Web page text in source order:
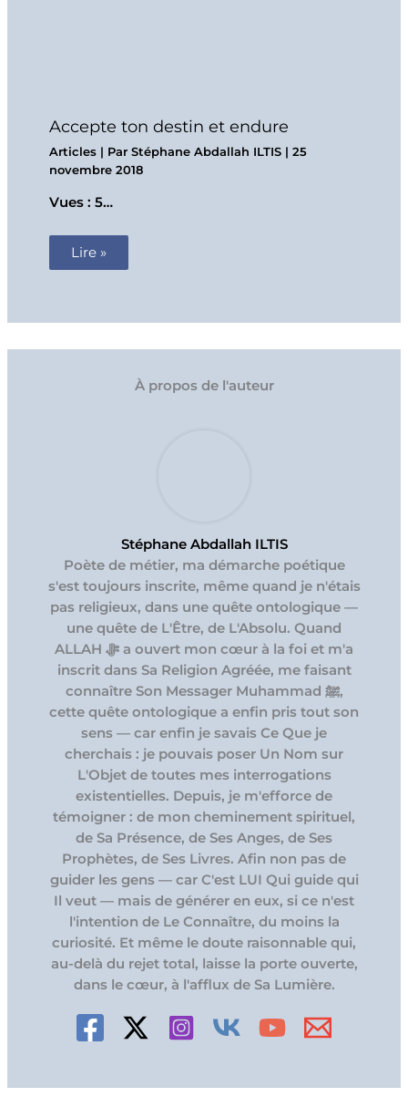
Accepte ton destin et endure
Articles| Par Stéphane Abdallah ILTIS | 25
novembre 2018
Vues : 5…
Lire »
À propos de l'auteur
Stéphane Abdallah ILTIS
Poète de métier, ma démarche poétique
s'est toujours inscrite, même quand je n'étais
pas religieux, dans une quête ontologique —
une quête de L'Être, de L'Absolu. Quand
ALLAH ﷻ a ouvert mon cœur à la foi et m'a
inscrit dans Sa Religion Agréée, me faisant
connaître Son Messager Muhammad ﷺ,
cette quête ontologique a enfin pris tout son
sens — car enfin je savais Ce Que je
cherchais : je pouvais poser Un Nom sur
L'Objet de toutes mes interrogations
existentielles. Depuis, je m'efforce de
témoigner : de mon cheminement spirituel,
de Sa Présence, de Ses Anges, de Ses
Prophètes, de Ses Livres. Afin non pas de
guider les gens — car C'est LUI Qui guide qui
Il veut — mais de générer en eux, si ce n'est
l'intention de Le Connaître, du moins la
curiosité. Et même le doute raisonnable qui,
au-delà du rejet total, laisse la porte ouverte,
dans le cœur, à l'afflux de Sa Lumière.